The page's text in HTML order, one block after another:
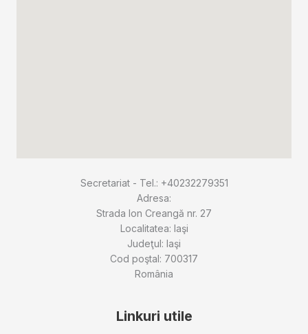
Secretariat - Tel.: +40232279351
Adresa:
Strada Ion Creangă nr. 27
Localitatea: Iaşi
Judeţul: Iaşi
Cod poştal: 700317
România
Linkuri utile